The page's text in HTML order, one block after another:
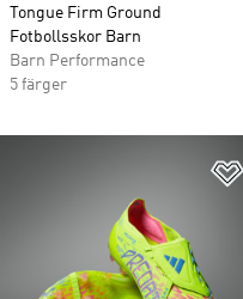
Tongue Firm Ground
Fotbollsskor Barn
Barn Performance
5 färger